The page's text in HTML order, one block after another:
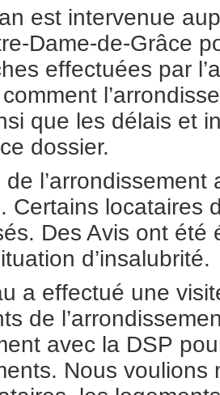
est intervenue
Dame-de-Grâce
effectuées par
que les délais et
dossier.
Certains locataires
Des Avis ont
d’insalubrité.
a effectué une
de
avec la DSP
Nous voulions